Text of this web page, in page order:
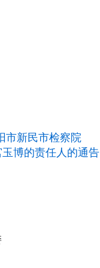
市新民市检察院
博的责任人的通告